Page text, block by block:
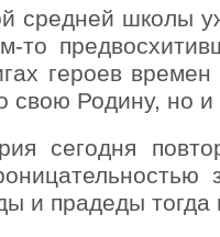
средней школы
то
героев
свою Родину, но и
сегодня
и прадеды